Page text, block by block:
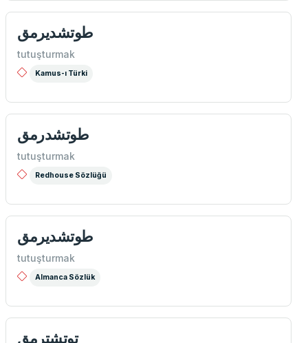
طوتشديرمق
tutuşturmak
Kamus-ı Türki
طوتشدرمق
tutuşturmak
Redhouse Sözlüğü
طوتشدیرمق
tutuşturmak
Almanca Sözlük
توتشترمق